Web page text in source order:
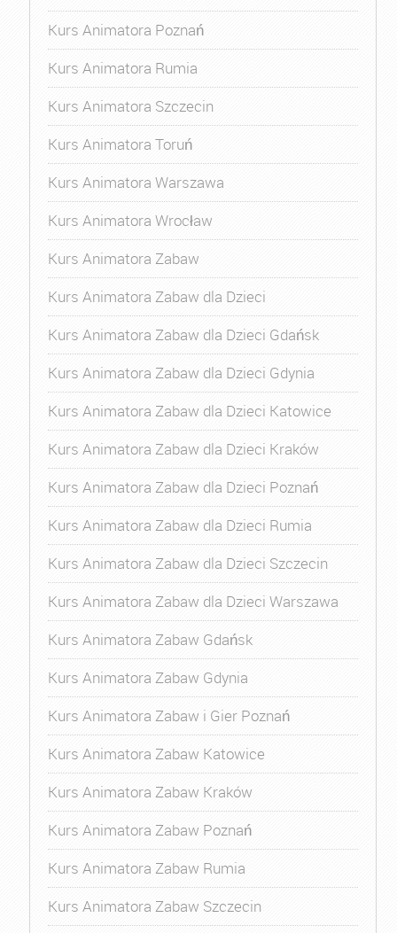
Kurs Animatora Poznań
Kurs Animatora Rumia
Kurs Animatora Szczecin
Kurs Animatora Toruń
Kurs Animatora Warszawa
Kurs Animatora Wrocław
Kurs Animatora Zabaw
Kurs Animatora Zabaw dla Dzieci
Kurs Animatora Zabaw dla Dzieci Gdańsk
Kurs Animatora Zabaw dla Dzieci Gdynia
Kurs Animatora Zabaw dla Dzieci Katowice
Kurs Animatora Zabaw dla Dzieci Kraków
Kurs Animatora Zabaw dla Dzieci Poznań
Kurs Animatora Zabaw dla Dzieci Rumia
Kurs Animatora Zabaw dla Dzieci Szczecin
Kurs Animatora Zabaw dla Dzieci Warszawa
Kurs Animatora Zabaw Gdańsk
Kurs Animatora Zabaw Gdynia
Kurs Animatora Zabaw i Gier Poznań
Kurs Animatora Zabaw Katowice
Kurs Animatora Zabaw Kraków
Kurs Animatora Zabaw Poznań
Kurs Animatora Zabaw Rumia
Kurs Animatora Zabaw Szczecin